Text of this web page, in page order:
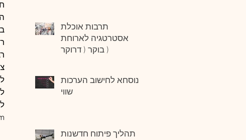
תרבות אוכלת
אסטרטגיה לארוחת
בוקר ( דרוקר )
הנוסחא לחישוב הערכות
שווי
תהליך פיתוח חדשנות